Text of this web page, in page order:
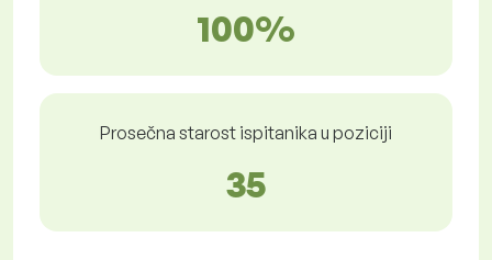
100%
Prosečna starost ispitanika u poziciji
35